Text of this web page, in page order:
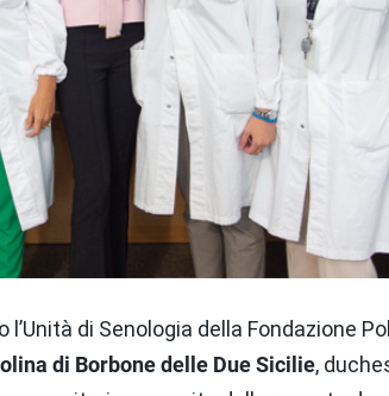
di Senologia della Fondazione
di Borbone delle Due Sicilie,